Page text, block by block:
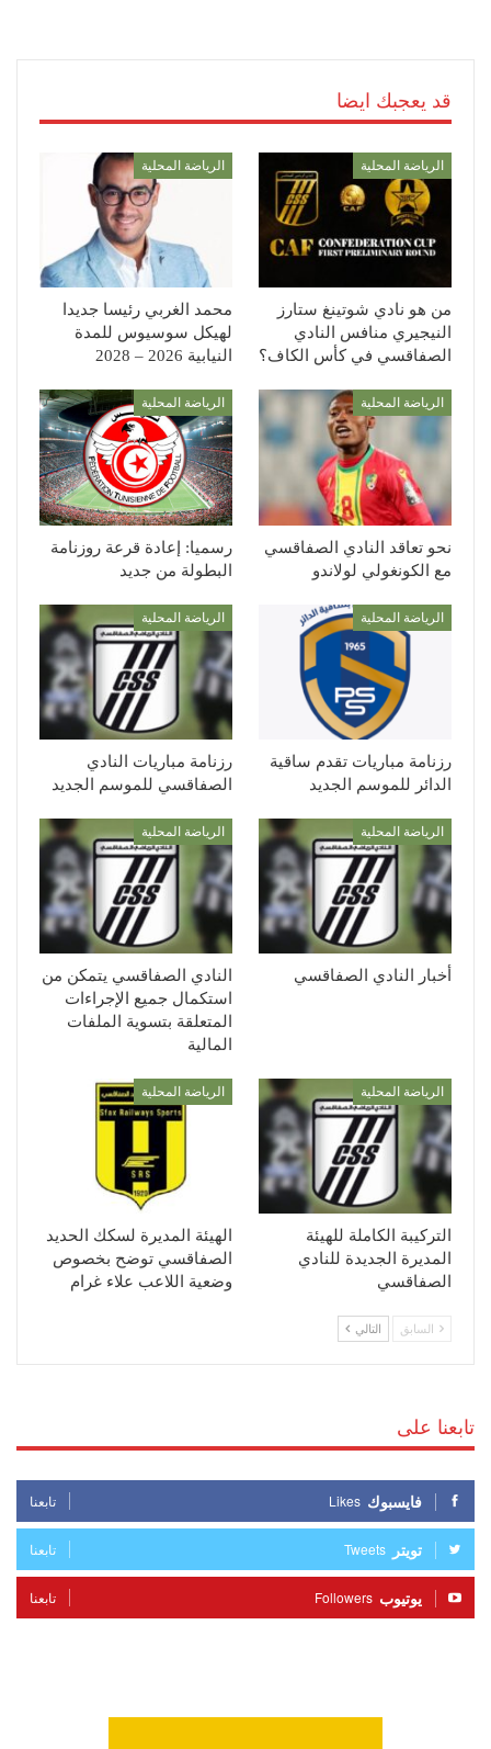
قد يعجبك ايضا
الرياضة المحلية
من هو نادي شوتينغ ستارز
النيجيري منافس النادي
الصفاقسي في كأس الكاف؟
الرياضة المحلية
محمد الغربي رئيسا جديدا
لهيكل سوسيوس للمدة
النيابية 2026 – 2028
الرياضة المحلية
نحو تعاقد النادي الصفاقسي
مع الكونغولي لولاندو
الرياضة المحلية
رسميا: إعادة قرعة روزنامة
البطولة من جديد
الرياضة المحلية
رزنامة مباريات تقدم ساقية
الدائر للموسم الجديد
الرياضة المحلية
رزنامة مباريات النادي
الصفاقسي للموسم الجديد
الرياضة المحلية
أخبار النادي الصفاقسي
الرياضة المحلية
النادي الصفاقسي يتمكن من
استكمال جميع الإجراءات
المتعلقة بتسوية الملفات
المالية
الرياضة المحلية
التركيبة الكاملة للهيئة
المديرة الجديدة للنادي
الصفاقسي
الرياضة المحلية
الهيئة المديرة لسكك الحديد
الصفاقسي توضح بخصوص
وضعية اللاعب علاء غرام
السابق التالي
تابعنا على
فايسبوك Likes تابعنا
تويتر Tweets تابعنا
يوتيوب Followers تابعنا